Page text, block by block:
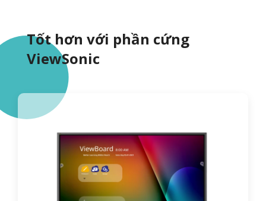
Tốt hơn với phần cứng
ViewSonic